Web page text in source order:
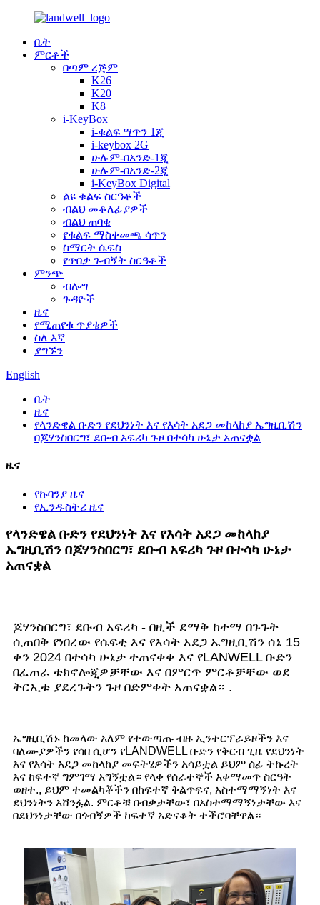
ቤት
ምርቶች
በጣም ረጅም
K26
K20
K8
i-KeyBox
i-ቁልፍ ሣጥን 1ጂ
i-keybox 2G
ሁሉም-በአንድ-1ጂ
ሁሉም-በአንድ-2ጂ
i-KeyBox Digital
ልዩ ቁልፍ ስርዓቶች
ብልህ መቆለፊያዎች
ብልህ ጠባቂ
የቁልፍ ማስቀመጫ ሳጥን
ስማርት ሴፍስ
የጥበቃ ጉብኝት ስርዓቶች
ምንጭ
ብሎግ
ጉዳዮች
ዜና
የሚጠየቁ ጥያቄዎች
ስለ እኛ
ያግኙን
English
ቤት
ዜና
የላንድዌል ቡድን የደህንነት እና የእሳት አደጋ መከላከያ ኤግዚቢሽን
በጆሃንስበርግ፣ ደቡብ አፍሪካ ጉዞ በተሳካ ሁኔታ አጠናቋል
ዜና
የኩባንያ ዜና
የኢንዱስትሪ ዜና
የላንድዌል ቡድን የደህንነት እና የእሳት አደጋ መከላከያ
ኤግዚቢሽን በጆሃንስበርግ፣ ደቡብ አፍሪካ ጉዞ በተሳካ ሁኔታ
አጠናቋል
ጆሃንስበርግ፣ ደቡብ አፍሪካ - በዚች ደማቅ ከተማ በጉጉት
ሲጠበቅ የነበረው የሴፍቲ እና የእሳት አደጋ ኤግዚቢሽን ሰኔ 15
ቀን 2024 በተሳካ ሁኔታ ተጠናቀቀ እና የLANWELL ቡድን
በፈጠራ ቴክኖሎጂዎቻቸው እና በምርጥ ምርቶቻቸው ወደ
ትርኢቱ ያደረጉትን ጉዞ በድምቀት አጠናቋል። .
ኤግዚቢሽኑ ከመላው አለም የተውጣጡ ብዙ ኢንተርፕራይዞችን እና
ባለሙያዎችን የሳበ ሲሆን የLANDWELL ቡድን የቅርብ ጊዜ የደህንነት
እና የእሳት አደጋ መከላከያ መፍትሄዎችን አሳይቷል ይህም ሰፊ ትኩረት
እና ከፍተኛ ግምገማ አግኝቷል። የላቀ የሰራተኞች አቀማመጥ ስርዓት
ወዘተ., ይህም ተመልካቾችን በከፍተኛ ቅልጥፍና, አስተማማኝነት እና
ደህንነትን አሸንፏል. ምርቶቹ በብቃታቸው፣ በአስተማማኝነታቸው እና
በደህንነታቸው በጎብኝዎች ከፍተኛ አድናቆት ተችሮባቸዋል።